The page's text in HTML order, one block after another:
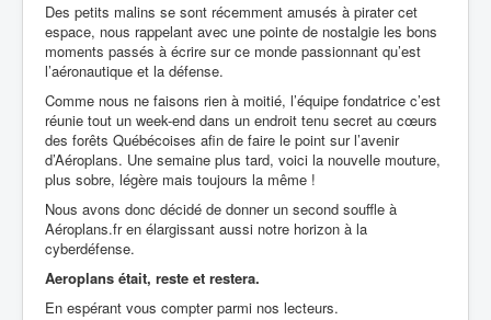
Drones
Des petits malins se sont récemment amusés à pirater cet
espace, nous rappelant avec une pointe de nostalgie les bons
moments passés à écrire sur ce monde passionnant qu’est
l’aéronautique et la défense.
Comme nous ne faisons rien à moitié, l’équipe fondatrice c’est
réunie tout un week-end dans un endroit tenu secret au cœurs
des forêts Québécoises afin de faire le point sur l’avenir
d’Aéroplans. Une semaine plus tard, voici la nouvelle mouture,
plus sobre, légère mais toujours la même !
Nous avons donc décidé de donner un second souffle à
Aéroplans.fr en élargissant aussi notre horizon à la
cyberdéfense.
Aeroplans était, reste et restera.
En espérant vous compter parmi nos lecteurs.